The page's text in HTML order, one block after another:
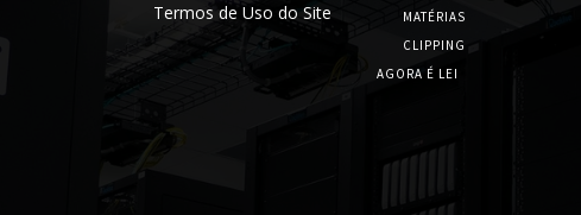
Termos de Uso do Site
MATÉRIAS
CLIPPING
AGORA É LEI